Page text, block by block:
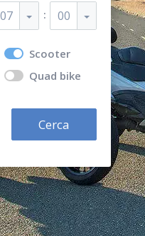
07 : 00
Scooter
Quad bike
Cerca